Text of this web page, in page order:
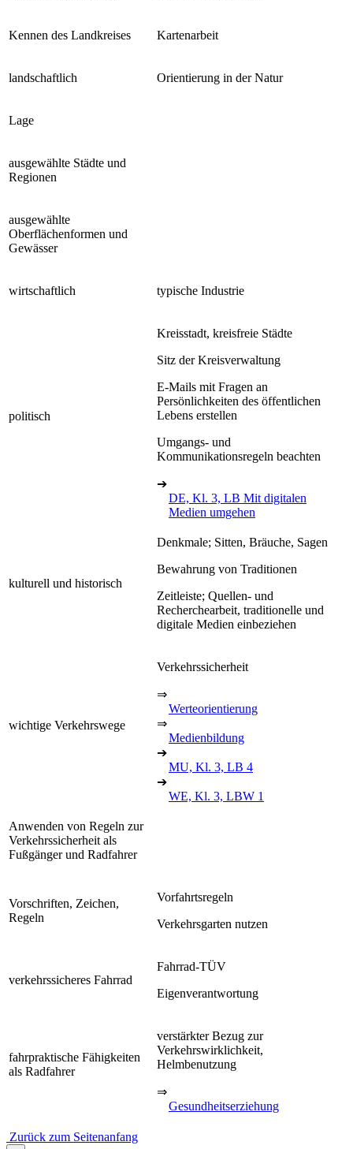
Kennen des Landkreises Kartenarbeit
landschaftlich Orientierung in der Natur
Lage
ausgewählte Städte und
Regionen
ausgewählte
Oberflächenformen und
Gewässer
wirtschaftlich typische Industrie
politisch
Kreisstadt, kreisfreie Städte
Sitz der Kreisverwaltung
E-Mails mit Fragen an
Persönlichkeiten des öffentlichen
Lebens erstellen
Umgangs- und
Kommunikationsregeln beachten
➔
DE, Kl. 3, LB Mit digitalen
Medien umgehen
kulturell und historisch
Denkmale; Sitten, Bräuche, Sagen
Bewahrung von Traditionen
Zeitleiste; Quellen- und
Recherchearbeit, traditionelle und
digitale Medien einbeziehen
wichtige Verkehrswege
Verkehrssicherheit
⇒
Werteorientierung
⇒
Medienbildung
➔
MU, Kl. 3, LB 4
➔
WE, Kl. 3, LBW 1
Anwenden von Regeln zur
Verkehrssicherheit als
Fußgänger und Radfahrer
Vorschriften, Zeichen,
Regeln
Vorfahrtsregeln
Verkehrsgarten nutzen
verkehrssicheres Fahrrad
Fahrrad-TÜV
Eigenverantwortung
fahrpraktische Fähigkeiten
als Radfahrer
verstärkter Bezug zur
Verkehrswirklichkeit,
Helmbenutzung
⇒
Gesundheitserziehung
Zurück zum Seitenanfang